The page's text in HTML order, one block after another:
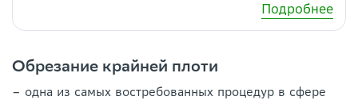
Подробнее
Обрезание крайней плоти
– одна из самых востребованных процедур в сфере